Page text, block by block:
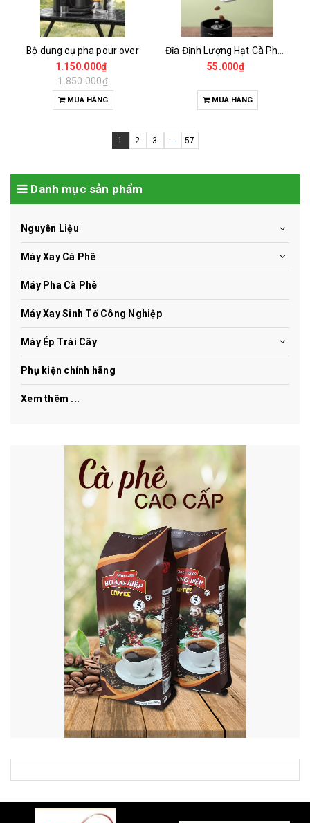
Bộ dụng cụ pha pour over
1.150.000₫
1.850.000₫
MUA HÀNG
55.000₫
MUA HÀNG
1 2 3 ... 57
Danh mục sản phẩm
Nguyên Liệu
Máy Xay Cà Phê
Máy Pha Cà Phê
Máy Xay Sinh Tố Công Nghiệp
Máy Ép Trái Cây
Phụ kiện chính hãng
Xem thêm ...